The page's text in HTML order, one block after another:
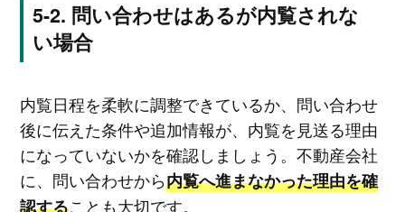
問い合わせはあるが内覧されな
い場合
内覧日程を柔軟に調整できているか、問い合わせ
後に伝えた条件や追加情報が、内覧を見送る理由
になっていないかを確認しましょう。不動産会社
に、問い合わせから内覧へ進まなかった理由を確
認することも大切です。